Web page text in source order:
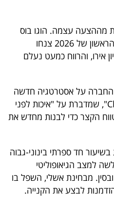
מההצעה עצמה. הוגו בוס
עוברת תקופה קשה: ברבעון הראשון של 2026 צנחו
בכ-9% לכ-905 מיליון אירו, והרווח כמעט נעלם
החברה על אסטרטגיה חדשה
בשם "Claim 5 Touchdown", שמדברת על "איכות לפני
הקצר כדי לבנות מחדש את
חד ספרתי בינוני-גבוה
למצב הגיאופוליטי
מבחינת אשלי, השפל בו
לבצע את הקנייה.